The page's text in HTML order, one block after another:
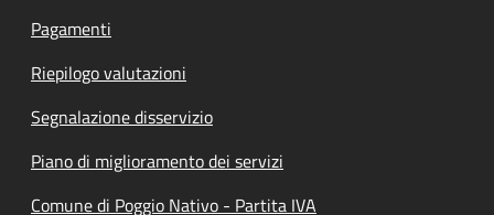
Pagamenti
Riepilogo valutazioni
Segnalazione disservizio
Piano di miglioramento dei servizi
Comune di Poggio Nativo - Partita IVA